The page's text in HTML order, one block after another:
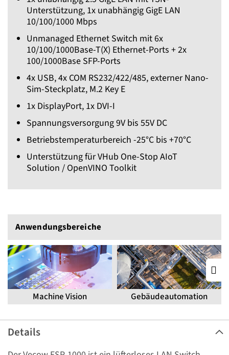
Unterstützung, 1x unabhängig GigE LAN
10/100/1000 Mbps
Unmanaged Ethernet Switch mit 6x
10/100/1000Base-T(X) Ethernet-Ports + 2x
100/1000Base SFP-Ports
4x USB, 4x COM RS232/422/485, externer Nano-
Sim-Steckplatz, M.2 Key E
1x DisplayPort, 1x DVI-I
Spannungsversorgung 9V bis 55V DC
Betriebstemperaturbereich -25°C bis +70°C
Unterstützung für VHub One-Stop AIoT
Solution / OpenVINO Toolkit
Anwendungs­bereiche
Machine Vision Gebäudeautomation
Details